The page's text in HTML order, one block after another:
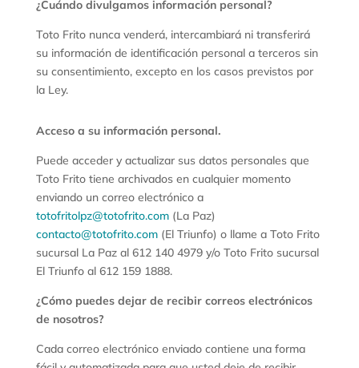
¿Cuándo divulgamos información personal?
Toto Frito nunca venderá, intercambiará ni transferirá
su información de identificación personal a terceros sin
su consentimiento, excepto en los casos previstos por
la Ley.
Acceso a su información personal.
Puede acceder y actualizar sus datos personales que
Toto Frito tiene archivados en cualquier momento
enviando un correo electrónico a
totofritolpz@totofrito.com(La Paz)
contacto@totofrito.com(El Triunfo) o llame a Toto Frito
sucursal La Paz al 612 140 4979 y/o Toto Frito sucursal
El Triunfo al 612 159 1888.
¿Cómo puedes dejar de recibir correos electrónicos
de nosotros?
Cada correo electrónico enviado contiene una forma